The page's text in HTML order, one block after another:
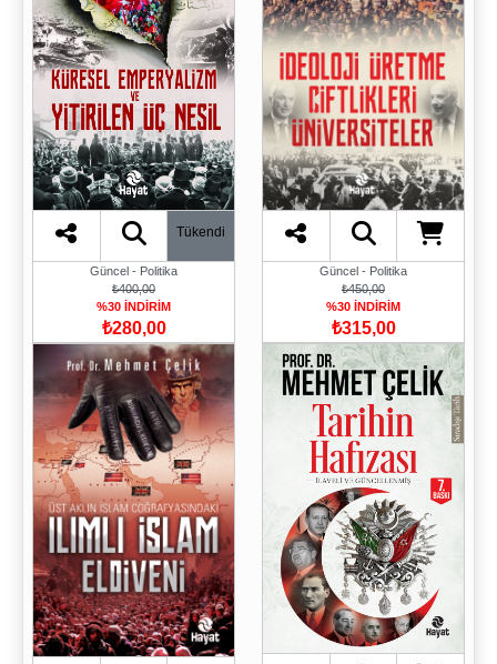
Tükendi
Güncel - Politika
₺400,00
%30 İNDİRİM
₺280,00
Güncel - Politika
₺450,00
%30 İNDİRİM
₺315,00